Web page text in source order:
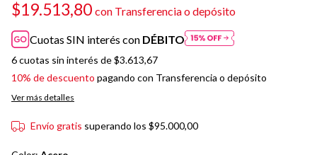
$19.513,80 con Transferencia o depósito
Cuotas SIN interés con DÉBITO
6cuotas sin interés de$3.613,67
10% de descuento pagando con Transferencia o depósito
Ver más detalles
Envío gratis superando los $95.000,00